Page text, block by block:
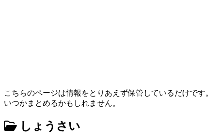
こちらのページは情報をとりあえず保管しているだけです。
いつかまとめるかもしれません。
しょうさい